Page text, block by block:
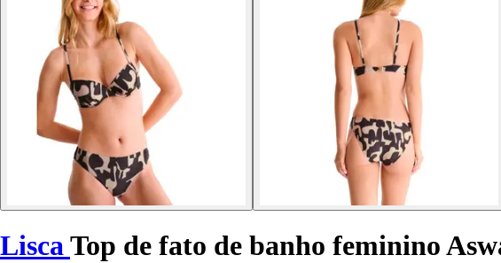
LiscaTop de fato de banho feminino